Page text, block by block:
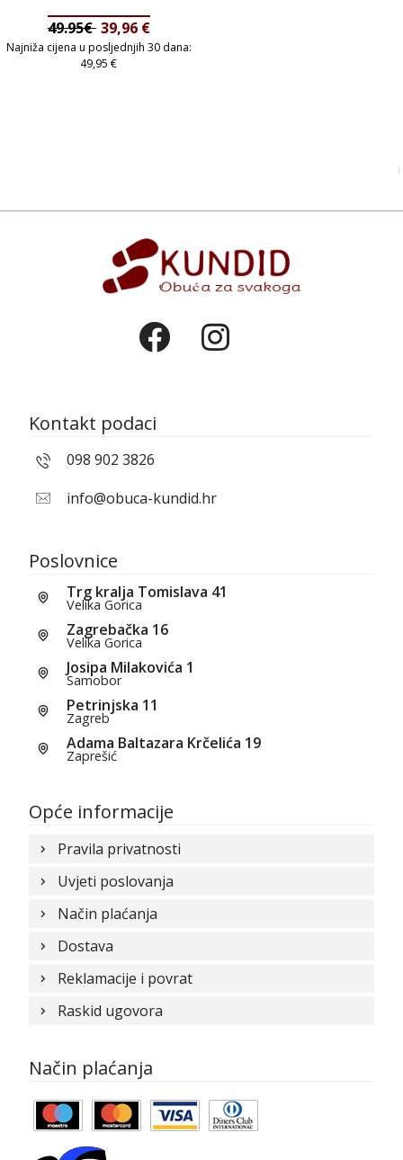
49.95€ 39,96 €
Najniža cijena u posljednjih 30 dana:
49,95€
Kontakt podaci
098 902 3826
info@obuca-kundid.hr
Poslovnice
Trg kralja Tomislava 41
Velika Gorica
Zagrebačka 16
Velika Gorica
Josipa Milakovića 1
Samobor
Petrinjska 11
Zagreb
Adama Baltazara Krčelića 19
Zaprešić
Opće informacije
Pravila privatnosti
Uvjeti poslovanja
Način plaćanja
Dostava
Reklamacije i povrat
Raskid ugovora
Način plaćanja